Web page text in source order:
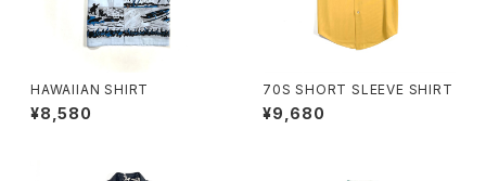
HAWAIIAN SHIRT
¥8,580
70S SHORT SLEEVE SHIRT
¥9,680